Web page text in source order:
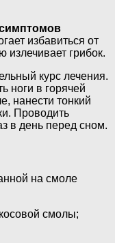
избавиться от
излечивает грибок.
курс лечения.
ноги в горячей
нанести тонкий
Проводить
в день перед сном.
на смоле
смолы;